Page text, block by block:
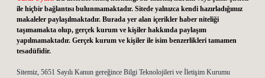
ile hiçbir bağlantısı bulunmamaktadır. Sitede yalnızca kendi hazırladığımız
makaleler paylaşılmaktadır. Burada yer alan içerikler haber niteliği
taşımamakta olup, gerçek kurum ve kişiler hakkında paylaşım
yapılmamaktadır. Gerçek kurum ve kişiler ile isim benzerlikleri tamamen
tesadüfidir.
Sitemiz, 5651 Sayılı Kanun gereğince Bilgi Teknolojileri ve İletişim Kurumu